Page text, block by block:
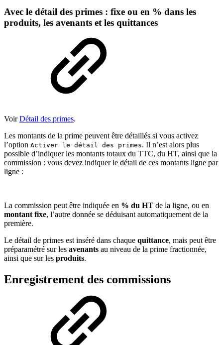
Avec le détail des primes : fixe ou en % dans les
produits, les avenants et les quittances
VoirDétail des primes.
Les montants de la prime peuvent être détaillés si vous activez
l’option Activer le détail des primes. Il n’est alors plus
possible d’indiquer les montants totaux du TTC, du HT, ainsi que la
commission : vous devez indiquer le détail de ces montants ligne par
ligne :
La commission peut être indiquée en % du HT de la ligne, ou en
montant fixe, l’autre donnée se déduisant automatiquement de la
première.
Le détail de primes est inséré dans chaque quittance, mais peut être
préparamétré sur les avenants au niveau de la prime fractionnée,
ainsi que sur les produits.
Enregistrement des commissions